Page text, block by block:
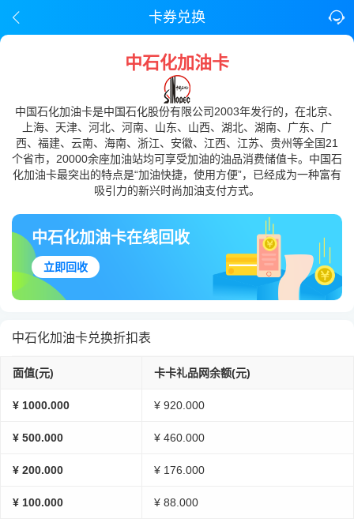
卡券兑换
中石化加油卡
中国石化加油卡是中国石化股份有限公司2003年发行的，在北京、
上海、天津、河北、河南、山东、山西、湖北、湖南、广东、广
西、福建、云南、海南、浙江、安徽、江西、江苏、贵州等全国21
个省市，20000余座加油站均可享受加油的油品消费储值卡。中国石
化加油卡最突出的特点是“加油快捷，使用方便”，已经成为一种富有
吸引力的新兴时尚加油支付方式。
中石化加油卡在线回收
立即回收
中石化加油卡兑换折扣表
面值(元) 卡卡礼品网余额(元)
¥ 1000.000 ¥ 920.000
¥ 500.000 ¥ 460.000
¥ 200.000 ¥ 176.000
¥ 100.000 ¥ 88.000